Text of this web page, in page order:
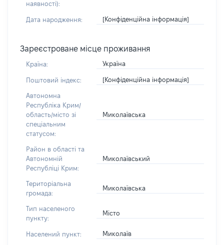
наявності):
Дата народження: [Конфіденційна інформація]
Зареєстроване місце проживання
Країна: Україна
Поштовий індекс: [Конфіденційна інформація]
Автономна
Республіка Крим/
область/місто зі
спеціальним
статусом:
Миколаївська
Район в області та
Автономній
Республіці Крим:
Миколаївський
Територіальна
громада:
Миколаївська
Тип населеного
пункту:
Місто
Населений пункт: Миколаїв